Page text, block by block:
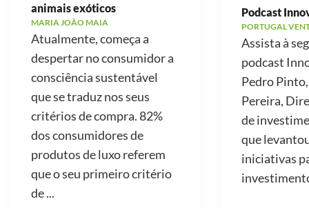
animais exóticos
MARIA JOÃO MAIA
Atualmente, começa a
despertar no consumidor a
consciência sustentável
que se traduz nos seus
critérios de compra. 82%
dos consumidores de
produtos de luxo referem
que o seu primeiro critério
de ...
Podcast
PORTUGAL
Assista à
podcast
Pedro
Pereira,
de
que
iniciativas